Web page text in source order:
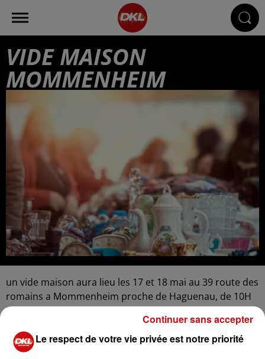
VIDE MAISON
MOMMENHEIM
un vide maison aura lieu les 17 et 18 mai au 39 route des
romains a Mommenheim proche de Haguenau, de 10H
a18H
MEUBLES , bibelots, vaisselles, linge de maison ,etc.
Le respect de votre vie privée est notre priorité
Continuer sans accepter